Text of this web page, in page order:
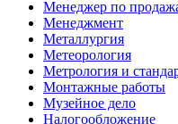
Менеджер по
Менеджмент
Металлургия
Метеорология
Метрология и
Монтажные работы
Музейное дело
Налогообложение